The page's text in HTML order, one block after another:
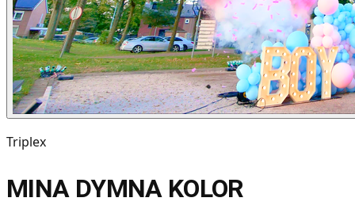
Triplex
MINA DYMNA KOLOR